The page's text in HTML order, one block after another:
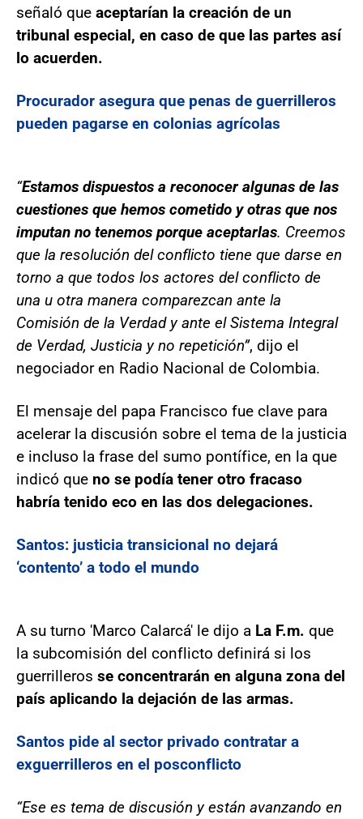
señaló que aceptarían la creación de un
tribunal especial, en caso de que las partes así
lo acuerden.
Procurador asegura que penas de guerrilleros
pueden pagarse en colonias agrícolas
“Estamos dispuestos a reconocer algunas de las
cuestiones que hemos cometido y otras que nos
imputan no tenemos porque aceptarlas. Creemos
que la resolución del conflicto tiene que darse en
torno a que todos los actores del conflicto de
una u otra manera comparezcan ante la
Comisión de la Verdad y ante el Sistema Integral
de Verdad, Justicia y no repetición”, dijo el
negociador en Radio Nacional de Colombia.
El mensaje del papa Francisco fue clave para
acelerar la discusión sobre el tema de la justicia
e incluso la frase del sumo pontífice, en la que
indicó que no se podía tener otro fracaso
habría tenido eco en las dos delegaciones.
Santos: justicia transicional no dejará
‘contento’ a todo el mundo
A su turno 'Marco Calarcá' le dijo a La F.m. que
la subcomisión del conflicto definirá si los
guerrilleros se concentrarán en alguna zona del
país aplicando la dejación de las armas.
Santos pide al sector privado contratar a
exguerrilleros en el posconflicto
“Ese es tema de discusión y están avanzando en